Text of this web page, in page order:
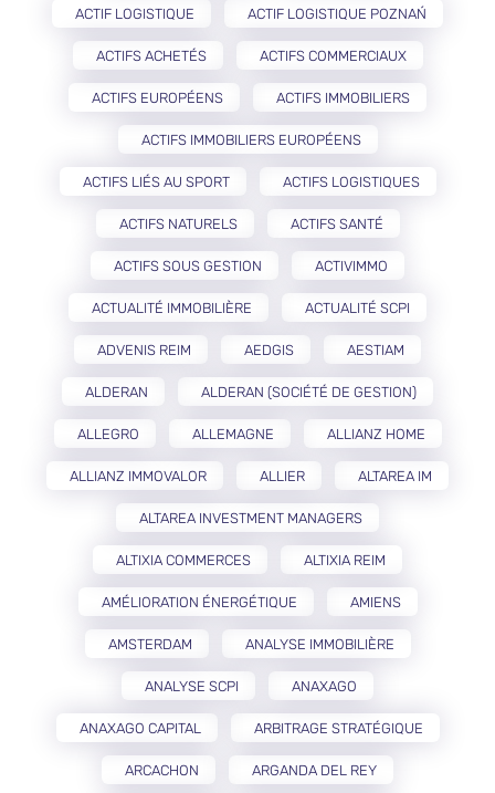
ACTIF LOGISTIQUE ACTIF LOGISTIQUE POZNAŃ
ACTIFS ACHETÉS ACTIFS COMMERCIAUX
ACTIFS EUROPÉENS ACTIFS IMMOBILIERS
ACTIFS IMMOBILIERS EUROPÉENS
ACTIFS LIÉS AU SPORT ACTIFS LOGISTIQUES
ACTIFS NATURELS ACTIFS SANTÉ
ACTIFS SOUS GESTION ACTIVIMMO
ACTUALITÉ IMMOBILIÈRE ACTUALITÉ SCPI
ADVENIS REIM AEDGIS AESTIAM
ALDERAN ALDERAN (SOCIÉTÉ DE GESTION)
ALLEGRO ALLEMAGNE ALLIANZ HOME
ALLIANZ IMMOVALOR ALLIER ALTAREA IM
ALTAREA INVESTMENT MANAGERS
ALTIXIA COMMERCES ALTIXIA REIM
AMÉLIORATION ÉNERGÉTIQUE AMIENS
AMSTERDAM ANALYSE IMMOBILIÈRE
ANALYSE SCPI ANAXAGO
ANAXAGO CAPITAL ARBITRAGE STRATÉGIQUE
ARCACHON ARGANDA DEL REY